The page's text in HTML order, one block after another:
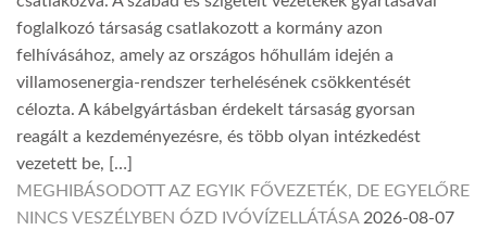
foglalkozó társaság csatlakozott a kormány azon
felhívásához, amely az országos hőhullám idején a
villamosenergia-rendszer terhelésének csökkentését
célozta. A kábelgyártásban érdekelt társaság gyorsan
reagált a kezdeményezésre, és több olyan intézkedést
vezetett be, […]
MEGHIBÁSODOTT AZ EGYIK FŐVEZETÉK, DE EGYELŐRE
NINCS VESZÉLYBEN ÓZD IVÓVÍZELLÁTÁSA 2026-08-07